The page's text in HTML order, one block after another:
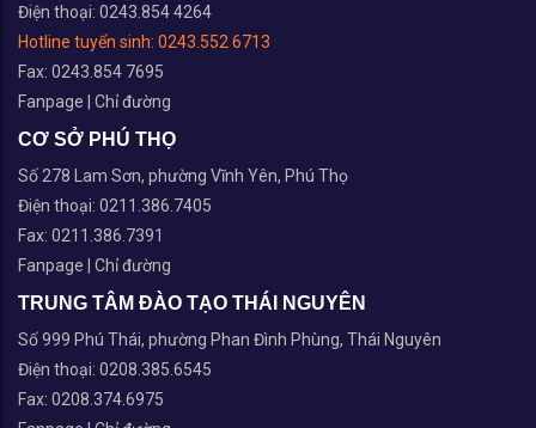
Điện thoại: 0243.854 4264
Hotline tuyển sinh: 0243.552 6713
Fax: 0243.854 7695
Fanpage
Chỉ đường
CƠ SỞ PHÚ THỌ
Số 278 Lam Sơn, phường Vĩnh Yên, Phú Thọ
Điện thoại: 0211.386.7405
Fax: 0211.386.7391
Fanpage
Chỉ đường
TRUNG TÂM ĐÀO TẠO THÁI NGUYÊN
Số 999 Phú Thái, phường Phan Đình Phùng, Thái Nguyên
Điện thoại: 0208.385.6545
Fax: 0208.374.6975